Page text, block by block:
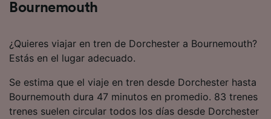
Bournemouth
¿Quieres viajar en tren de Dorchester a Bournemouth?
Estás en el lugar adecuado.
Se estima que el viaje en tren desde Dorchester hasta
Bournemouth dura 47 minutos en promedio. 83 trenes
trenes suelen circular todos los días desde Dorchester